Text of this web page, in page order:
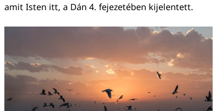
amit Isten itt, a Dán 4. fejezetében kijelentett.